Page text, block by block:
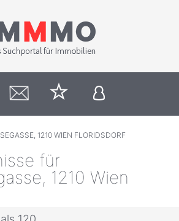
1210 WIEN FLORIDSDORF
für
1210 Wien